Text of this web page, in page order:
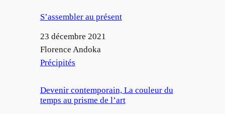
S’assembler au présent
Date
23 décembre 2021
Auteur
Florence Andoka
Par rapport à
Précipités
Devenir contemporain, La couleur du
temps au prisme de l’art